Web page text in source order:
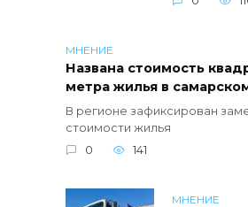
МНЕНИЕ
Названа стоимость
метра жилья в
В регионе зафиксирован
стоимости жилья
0
141
МНЕНИЕ